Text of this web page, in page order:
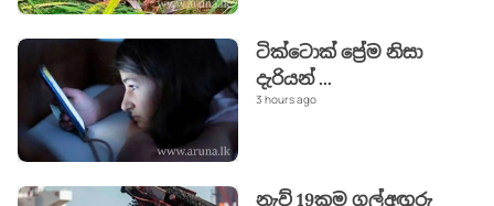
ටික්ටොක් ප්‍රේම නිසා
දැරියන්...
3 hours ago
නැව් 19කම ගල්අඟුරු